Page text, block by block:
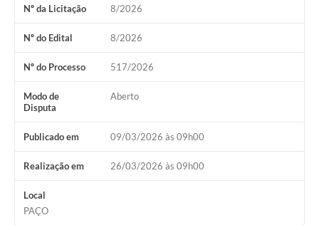
Nº da Licitação 8/2026
Nº do Edital 8/2026
Nº do Processo 517/2026
Modo de
Disputa
Aberto
Publicado em 09/03/2026 às 09h00
Realização em 26/03/2026 às 09h00
Local
PAÇO